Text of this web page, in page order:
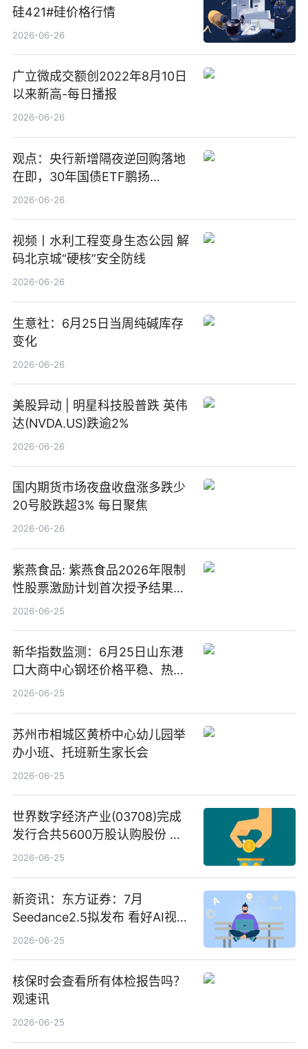
硅421#硅价格行情
2026-06-26
广立微成交额创2022年8月10日
以来新高-每日播报
2026-06-26
观点：央行新增隔夜逆回购落地
在即，30年国债ETF鹏扬
(511090) 盘中小幅上涨
2026-06-26
视频丨水利工程变身生态公园 解
码北京城“硬核”安全防线
2026-06-26
生意社：6月25日当周纯碱库存
变化
2026-06-26
美股异动 | 明星科技股普跌 英伟
达(NVDA.US)跌逾2%
2026-06-26
国内期货市场夜盘收盘涨多跌少
20号胶跌超3% 每日聚焦
2026-06-26
紫燕食品: 紫燕食品2026年限制
性股票激励计划首次授予结果公
告-微资讯
2026-06-25
新华指数监测：6月25日山东港
口大商中心钢坯价格平稳、热轧
C料价格微幅下跌
2026-06-25
苏州市相城区黄桥中心幼儿园举
办小班、托班新生家长会
2026-06-25
世界数字经济产业(03708)完成
发行合共5600万股认购股份 净
筹约1007万港元 独家焦点
2026-06-25
新资讯：东方证券：7月
Seedance2.5拟发布 看好AI视频
创作工作流进一步提效
2026-06-25
核保时会查看所有体检报告吗？
观速讯
2026-06-25